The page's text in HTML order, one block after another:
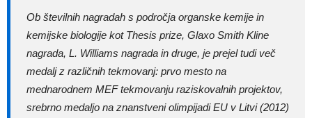
Ob številnih nagradah s področja organske kemije in
kemijske biologije kot Thesis prize, Glaxo Smith Kline
nagrada, L. Williams nagrada in druge, je prejel tudi več
medalj z različnih tekmovanj: prvo mesto na
mednarodnem MEF tekmovanju raziskovalnih projektov,
srebrno medaljo na znanstveni olimpijadi EU v Litvi (2012)